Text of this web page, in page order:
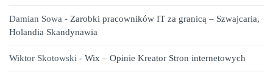
Damian Sowa - Zarobki pracowników IT za granicą – Szwajcaria,
Holandia Skandynawia
Wiktor Skotowski - Wix – Opinie Kreator Stron internetowych